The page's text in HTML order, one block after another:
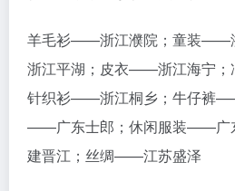
羊毛衫——浙江濮院；童装——
浙江平湖；皮衣——浙江海宁
针织衫——浙江桐乡；牛仔裤
——广东士郎；休闲服装——广
建晋江；丝绸——江苏盛泽